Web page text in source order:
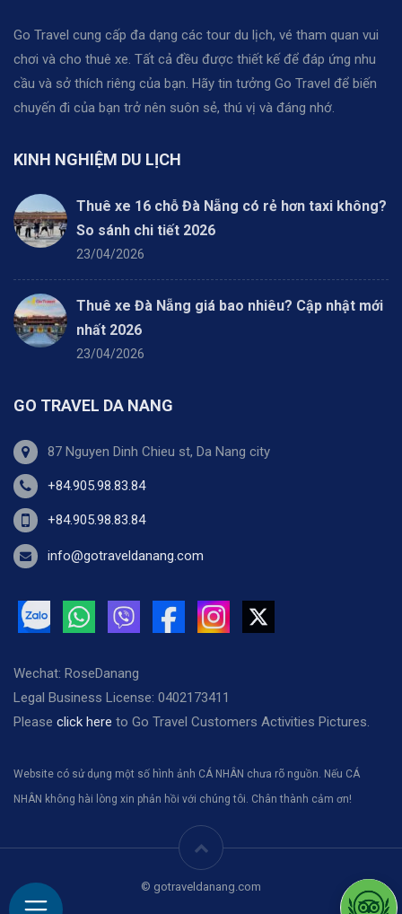
Go Travel cung cấp đa dạng các tour du lịch, vé tham quan vui
chơi và cho thuê xe. Tất cả đều được thiết kế để đáp ứng nhu
cầu và sở thích riêng của bạn. Hãy tin tưởng Go Travel để biến
chuyến đi của bạn trở nên suôn sẻ, thú vị và đáng nhớ.
KINH NGHIỆM DU LỊCH
Thuê xe 16 chỗ Đà Nẵng có rẻ hơn taxi không?
So sánh chi tiết 2026
23/04/2026
Thuê xe Đà Nẵng giá bao nhiêu? Cập nhật mới
nhất 2026
23/04/2026
GO TRAVEL DA NANG
87 Nguyen Dinh Chieu st, Da Nang city
+84.905.98.83.84
+84.905.98.83.84
info@gotraveldanang.com
Wechat: RoseDanang
Legal Business License: 0402173411
Please click here to Go Travel Customers Activities Pictures.
Website có sử dụng một số hình ảnh CÁ NHÂN chưa rõ nguồn. Nếu CÁ
NHÂN không hài lòng xin phản hồi với chúng tôi. Chân thành cảm ơn!
© gotraveldanang.com